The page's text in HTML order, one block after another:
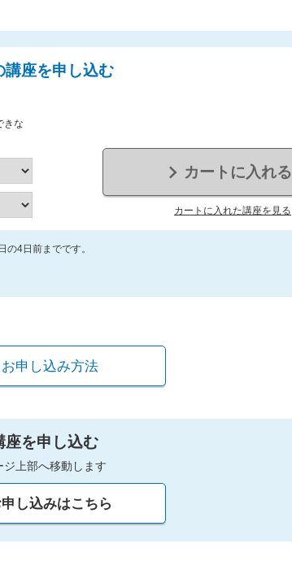
講座を申し込む
きな
カートに入れる
カートに入れた講座を見る
4日前までです。
お申し込み方法
座を申し込む
ジ上部へ移動します
し込みはこちら